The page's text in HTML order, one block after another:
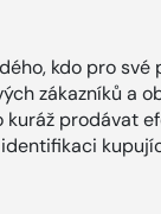
kdo pro
zákazníků a
prodávat